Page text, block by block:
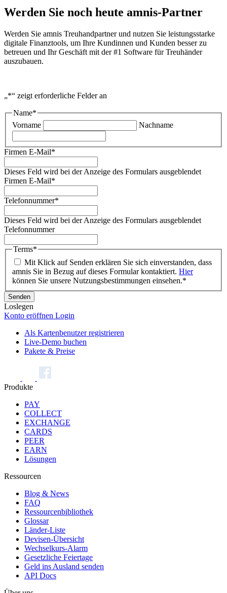
Werden Sie noch heute amnis-Partner
Werden Sie amnis Treuhandpartner und nutzen Sie leistungsstarke
digitale Finanztools, um Ihre Kundinnen und Kunden besser zu
betreuen und Ihr Geschäft mit der #1 Software für Treuhänder
auszubauen.
„*“ zeigt erforderliche Felder an
Name*
Vorname
Nachname
Firmen E-Mail*
Dieses Feld wird bei der Anzeige des Formulars ausgeblendet
Firmen E-Mail*
Telefonnummer*
Dieses Feld wird bei der Anzeige des Formulars ausgeblendet
Telefonnummer
Terms*
Mit Klick auf Senden erklären Sie sich einverstanden, dass
amnis Sie in Bezug auf dieses Formular kontaktiert. Hier
können Sie unsere Nutzungsbestimmungen einsehen.*
Loslegen
Konto eröffnen Login
Als Kartenbenutzer registrieren
Live-Demo buchen
Pakete & Preise
Produkte
PAY
COLLECT
EXCHANGE
CARDS
PEER
EARN
Lösungen
Ressourcen
Blog & News
FAQ
Ressourcenbibliothek
Glossar
Länder-Liste
Devisen-Übersicht
Wechselkurs-Alarm
Gesetzliche Feiertage
Geld ins Ausland senden
API Docs